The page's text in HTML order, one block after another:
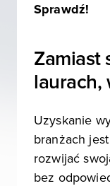
Sprawdź!
Zamiast
laurach,
Uzyskanie
branżach
rozwijać
bez